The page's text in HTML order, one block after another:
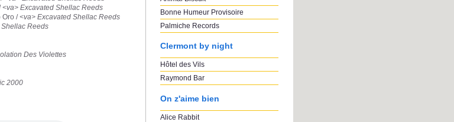
<va> Excavated Shellac Reeds
Oro /<va> Excavated Shellac Reeds
Reeds
Des Violettes
2000
Bonne Humeur Provisoire
Palmiche Records
Clermont by night
Hôtel des Vils
Raymond Bar
On z'aime bien
Alice Rabbit